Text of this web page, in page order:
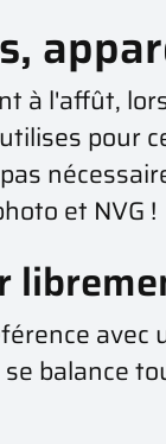
à l'affût,
pour
et NVG !
avec
balance